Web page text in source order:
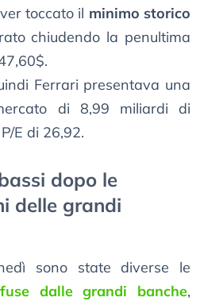
toccato il minimo storico
chiudendo la penultima
Ferrari presentava una
di 8,99 miliardi di
E di 26,92.
dopo le
delle grandi
sono state diverse le
dalle grandi banche,